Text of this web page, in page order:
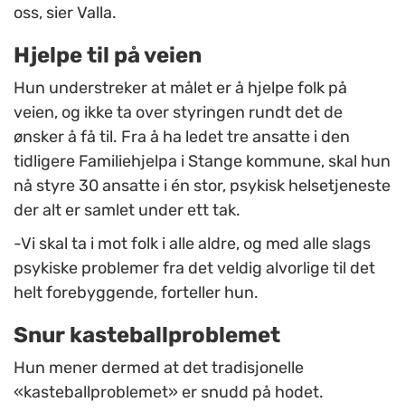
oss, sier Valla.
Hjelpe til på veien
Hun understreker at målet er å hjelpe folk på
veien, og ikke ta over styringen rundt det de
ønsker å få til. Fra å ha ledet tre ansatte i den
tidligere Familiehjelpa i Stange kommune, skal hun
nå styre 30 ansatte i én stor, psykisk helsetjeneste
der alt er samlet under ett tak.
-Vi skal ta i mot folk i alle aldre, og med alle slags
psykiske problemer fra det veldig alvorlige til det
helt forebyggende, forteller hun.
Snur kasteballproblemet
Hun mener dermed at det tradisjonelle
«kasteballproblemet» er snudd på hodet.